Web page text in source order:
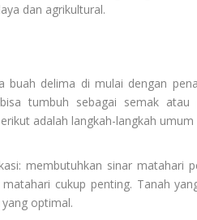
dan agrikultural.
buah delima di mulai dengan
tumbuh sebagai semak
adalah langkah-langkah
membutuhkan sinar matahari
cukup penting. Tanah
optimal.